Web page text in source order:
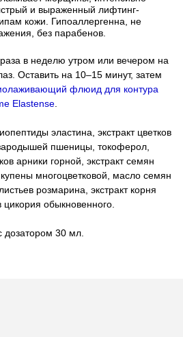
и выраженный лифтинг-
кожи. Гипоаллергенна, не
без парабенов.
в неделю утром или вечером на
Оставить на 10–15 минут, затем
флюид для контура
Elastense.
эластина, экстракт цветков
пшеницы, токоферол,
арники горной, экстракт семян
купены многоцветковой, масло семян
розмарина, экстракт корня
цикория обыкновенного.
дозатором 30 мл.